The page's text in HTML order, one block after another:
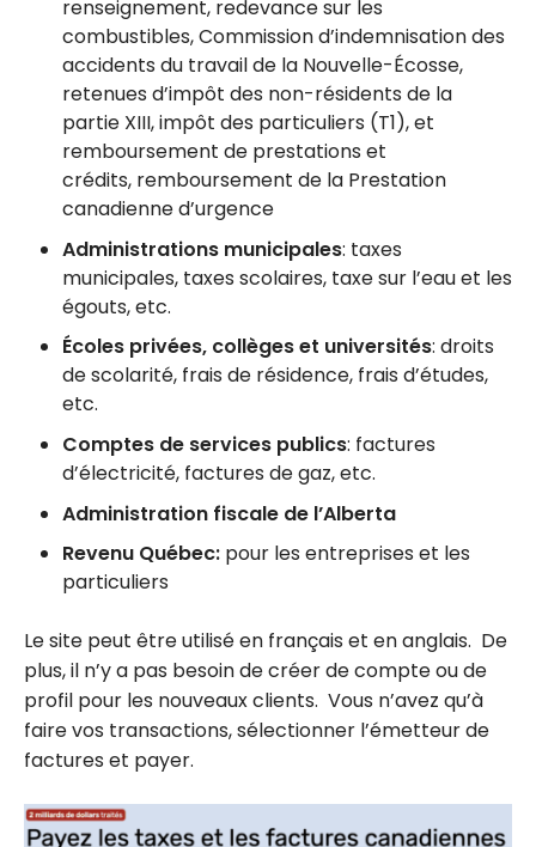
renseignement, redevance sur les
combustibles, Commission d’indemnisation des
accidents du travail de la Nouvelle-Écosse,
retenues d’impôt des non-résidents de la
partie XIII, impôt des particuliers (T1), et
remboursement de prestations et
crédits, remboursement de la Prestation
canadienne d’urgence
Administrations municipales: taxes
municipales, taxes scolaires, taxe sur l’eau et les
égouts, etc.
Écoles privées, collèges et universités: droits
de scolarité, frais de résidence, frais d’études,
etc.
Comptes de services publics: factures
d’électricité, factures de gaz, etc.
Administration fiscale de l’Alberta
Revenu Québec: pour les entreprises et les
particuliers
Le site peut être utilisé en français et en anglais. De
plus, il n’y a pas besoin de créer de compte ou de
profil pour les nouveaux clients. Vous n’avez qu’à
faire vos transactions, sélectionner l’émetteur de
factures et payer.